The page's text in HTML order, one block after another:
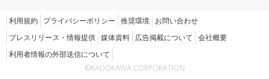
利用規約 プライバシーポリシー 推奨環境 お問い合わせ
プレスリリース・情報提供 媒体資料 広告掲載について 会社概要
利用者情報の外部送信について
©KADOKAWA CORPORATION